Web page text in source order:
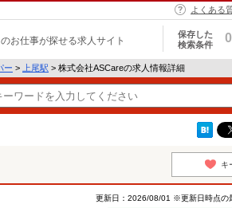
よくある
のお仕事が探せる求人サイト
保存した
検索条件
0
ー > 上尾駅 > 株式会社ASCareの求人情報詳細
キ
更新日：2026/08/01 ※更新日時点の